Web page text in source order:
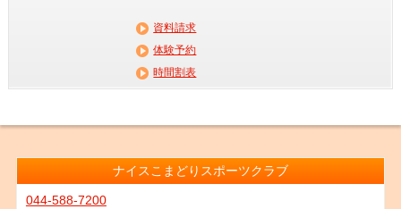
資料請求
体験予約
時間割表
ナイスこまどりスポーツクラブ
044-588-7200